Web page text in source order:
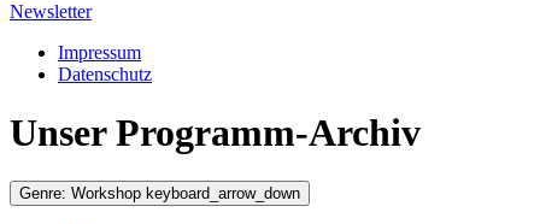
Newsletter
Impressum
Datenschutz
Unser Programm-Archiv
Genre: Workshop keyboard_arrow_down